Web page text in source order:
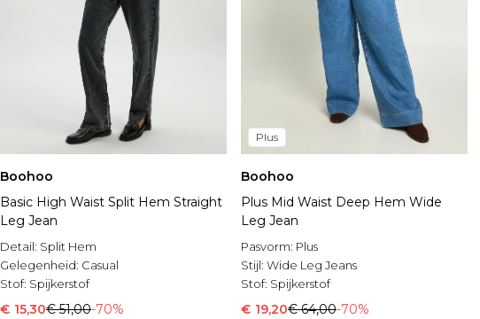
Boohoo
Basic High Waist Split Hem Straight
Leg Jean
Detail: Split Hem
Gelegenheid: Casual
Stof: Spijkerstof
€ 15,30€ 51,00-70%
Plus
Boohoo
Plus Mid Waist Deep Hem Wide
Leg Jean
Pasvorm: Plus
Stijl: Wide Leg Jeans
Stof: Spijkerstof
€ 19,20€ 64,00-70%